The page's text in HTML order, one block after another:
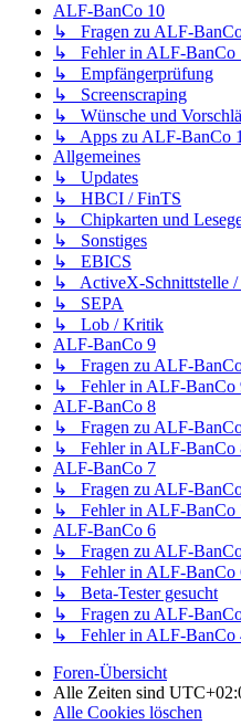
ALF-BanCo 10
↳ Fragen zu ALF-
↳ Fehler in ALF-BanCo
↳ Empfängerprüfung
↳ Screenscraping
↳ Wünsche und
↳ Apps zu ALF-BanCo
Allgemeines
↳ Updates
↳ HBCI / FinTS
↳ Chipkarten und
↳ Sonstiges
↳ EBICS
↳ ActiveX-Schnittstelle /
↳ SEPA
↳ Lob / Kritik
ALF-BanCo 9
↳ Fragen zu ALF-
↳ Fehler in ALF-BanCo
ALF-BanCo 8
↳ Fragen zu ALF-
↳ Fehler in ALF-BanCo
ALF-BanCo 7
↳ Fragen zu ALF-
↳ Fehler in ALF-BanCo
ALF-BanCo 6
↳ Fragen zu ALF-
↳ Fehler in ALF-BanCo
↳ Beta-Tester gesucht
↳ Fragen zu ALF-
↳ Fehler in ALF-BanCo
Foren-Übersicht
Alle Zeiten sind
Alle Cookies löschen